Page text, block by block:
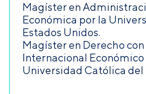
Magíster en
Económica por la
Estados Unidos.
Magíster en Derecho
Internacional
Universidad Católica del